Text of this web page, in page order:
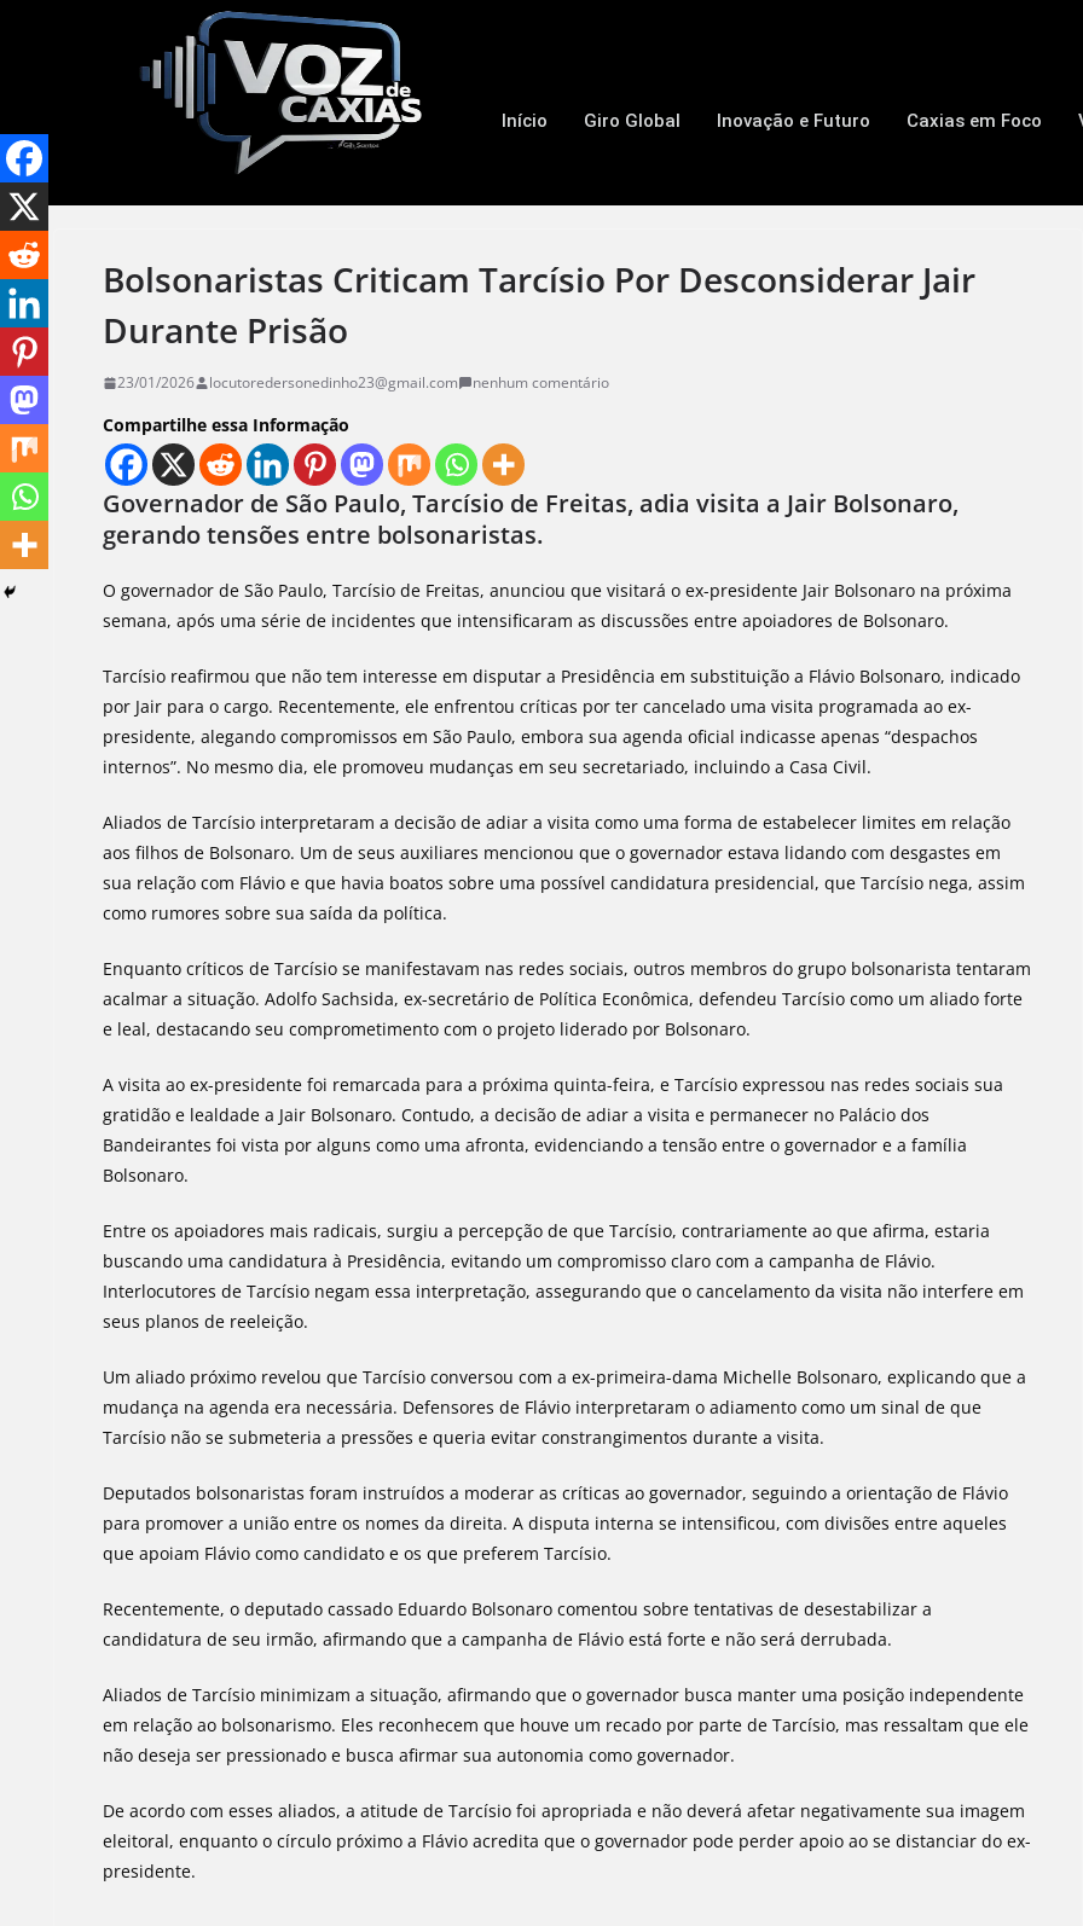
Início Giro Global Inovação e Futuro Caxias em Foco
Bolsonaristas Criticam Tarcísio Por Desconsiderar Jair
Durante Prisão
23/01/2026 locutoredersonedinho23@gmail.com nenhum comentário
Compartilhe essa Informação
Governador de São Paulo, Tarcísio de Freitas, adia visita a Jair Bolsonaro,
gerando tensões entre bolsonaristas.
O governador de São Paulo, Tarcísio de Freitas, anunciou que visitará o ex-presidente Jair Bolsonaro na próxima
semana, após uma série de incidentes que intensificaram as discussões entre apoiadores de Bolsonaro.
Tarcísio reafirmou que não tem interesse em disputar a Presidência em substituição a Flávio Bolsonaro, indicado
por Jair para o cargo. Recentemente, ele enfrentou críticas por ter cancelado uma visita programada ao ex-
presidente, alegando compromissos em São Paulo, embora sua agenda oficial indicasse apenas “despachos
internos”. No mesmo dia, ele promoveu mudanças em seu secretariado, incluindo a Casa Civil.
Aliados de Tarcísio interpretaram a decisão de adiar a visita como uma forma de estabelecer limites em relação
aos filhos de Bolsonaro. Um de seus auxiliares mencionou que o governador estava lidando com desgastes em
sua relação com Flávio e que havia boatos sobre uma possível candidatura presidencial, que Tarcísio nega, assim
como rumores sobre sua saída da política.
Enquanto críticos de Tarcísio se manifestavam nas redes sociais, outros membros do grupo bolsonarista tentaram
acalmar a situação. Adolfo Sachsida, ex-secretário de Política Econômica, defendeu Tarcísio como um aliado forte
e leal, destacando seu comprometimento com o projeto liderado por Bolsonaro.
A visita ao ex-presidente foi remarcada para a próxima quinta-feira, e Tarcísio expressou nas redes sociais sua
gratidão e lealdade a Jair Bolsonaro. Contudo, a decisão de adiar a visita e permanecer no Palácio dos
Bandeirantes foi vista por alguns como uma afronta, evidenciando a tensão entre o governador e a família
Bolsonaro.
Entre os apoiadores mais radicais, surgiu a percepção de que Tarcísio, contrariamente ao que afirma, estaria
buscando uma candidatura à Presidência, evitando um compromisso claro com a campanha de Flávio.
Interlocutores de Tarcísio negam essa interpretação, assegurando que o cancelamento da visita não interfere em
seus planos de reeleição.
Um aliado próximo revelou que Tarcísio conversou com a ex-primeira-dama Michelle Bolsonaro, explicando que a
mudança na agenda era necessária. Defensores de Flávio interpretaram o adiamento como um sinal de que
Tarcísio não se submeteria a pressões e queria evitar constrangimentos durante a visita.
Deputados bolsonaristas foram instruídos a moderar as críticas ao governador, seguindo a orientação de Flávio
para promover a união entre os nomes da direita. A disputa interna se intensificou, com divisões entre aqueles
que apoiam Flávio como candidato e os que preferem Tarcísio.
Recentemente, o deputado cassado Eduardo Bolsonaro comentou sobre tentativas de desestabilizar a
candidatura de seu irmão, afirmando que a campanha de Flávio está forte e não será derrubada.
Aliados de Tarcísio minimizam a situação, afirmando que o governador busca manter uma posição independente
em relação ao bolsonarismo. Eles reconhecem que houve um recado por parte de Tarcísio, mas ressaltam que ele
não deseja ser pressionado e busca afirmar sua autonomia como governador.
De acordo com esses aliados, a atitude de Tarcísio foi apropriada e não deverá afetar negativamente sua imagem
eleitoral, enquanto o círculo próximo a Flávio acredita que o governador pode perder apoio ao se distanciar do ex-
presidente.